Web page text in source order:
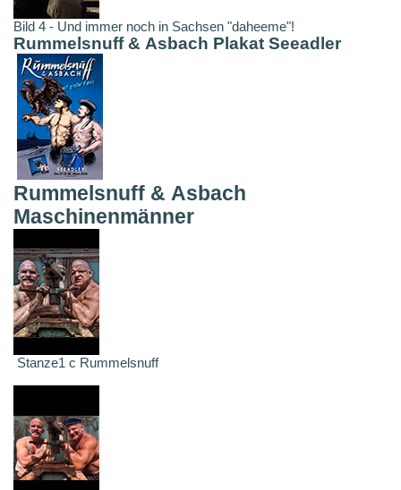
Bild 4 - Und immer noch in Sachsen "daheeme"!
Rummelsnuff & Asbach Plakat Seeadler
Rummelsnuff & Asbach
Maschinenmänner
Stanze1 c Rummelsnuff